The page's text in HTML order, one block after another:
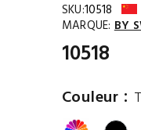
SKU:10518
MARQUE: BY
10518
Couleur :